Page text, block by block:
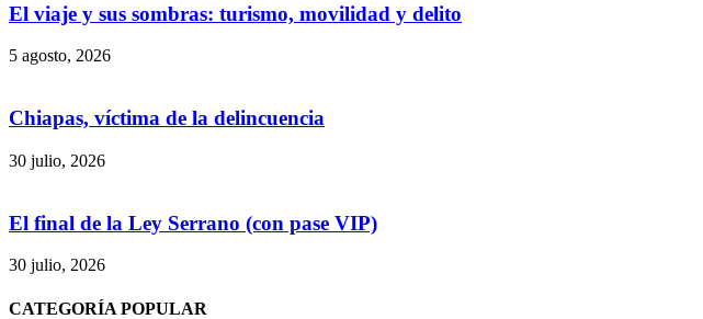
El viaje y sus sombras: turismo, movilidad y delito
5 agosto, 2026
Chiapas, víctima de la delincuencia
30 julio, 2026
El final de la Ley Serrano (con pase VIP)
30 julio, 2026
CATEGORÍA POPULAR